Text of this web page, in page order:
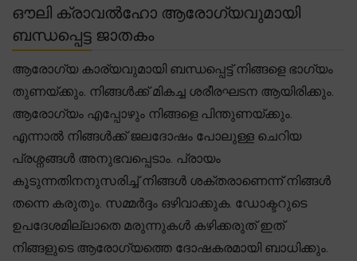
ഔലി ക്രാവൽഹോ ആരോഗ്യവുമായി
ബന്ധപ്പെട്ട ജാതകം
ആരോഗ്യ കാര്യവുമായി ബന്ധപ്പെട്ട് നിങ്ങളെ ഭാഗ്യം
തുണയ്ക്കും. നിങ്ങൾക്ക് മികച്ച ശരീരഘടന ആയിരിക്കും.
ആരോഗ്യം എപ്പോഴും നിങ്ങളെ പിന്തുണയ്ക്കും.
എന്നാൽ നിങ്ങൾക്ക് ജലദോഷം പോലുള്ള ചെറിയ
പ്രശ്നങ്ങൾ അനുഭവപ്പെടാം. പ്രായം
കൂടുന്നതിനനുസരിച്ച് നിങ്ങൾ ശക്തരാണെന്ന് നിങ്ങൾ
തന്നെ കരുതും. സമ്മർദ്ദം ഒഴിവാക്കുക. ഡോക്ടറുടെ
ഉപദേശമില്ലാതെ മരുന്നുകൾ കഴിക്കരുത് ഇത്
നിങ്ങളുടെ ആരോഗ്യത്തെ ദോഷകരമായി ബാധിക്കും.